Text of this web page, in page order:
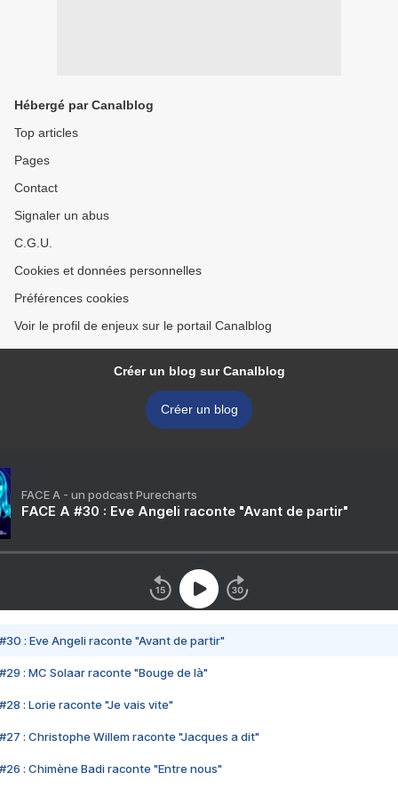
Hébergé par Canalblog
Top articles
Pages
Contact
Signaler un abus
C.G.U.
Cookies et données personnelles
Préférences cookies
Voir le profil de enjeux sur le portail Canalblog
Créer un blog sur Canalblog
Créer un blog
FACE A - un podcast Purecharts
FACE A #30 : Eve Angeli raconte "Avant de partir"
#30 : Eve Angeli raconte "Avant de partir"
#29 : MC Solaar raconte "Bouge de là"
#28 : Lorie raconte "Je vais vite"
#27 : Christophe Willem raconte "Jacques a dit"
#26 : Chimène Badi raconte "Entre nous"